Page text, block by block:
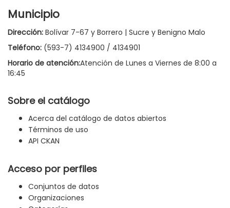
Municipio
Dirección: Bolívar 7-67 y Borrero | Sucre y Benigno Malo
Teléfono: (593-7) 4134900 / 4134901
Horario de atención:Atención de Lunes a Viernes de 8:00 a
16:45
Sobre el catálogo
Acerca del catálogo de datos abiertos
Términos de uso
API CKAN
Acceso por perfiles
Conjuntos de datos
Organizaciones